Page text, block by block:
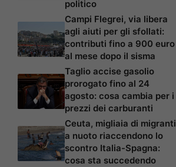
politico
Campi Flegrei, via libera
agli aiuti per gli sfollati:
contributi fino a 900 euro
al mese dopo il sisma
Taglio accise gasolio
prorogato fino al 24
agosto: cosa cambia per i
prezzi dei carburanti
Ceuta, migliaia di migranti
a nuoto riaccendono lo
scontro Italia-Spagna:
cosa sta succedendo